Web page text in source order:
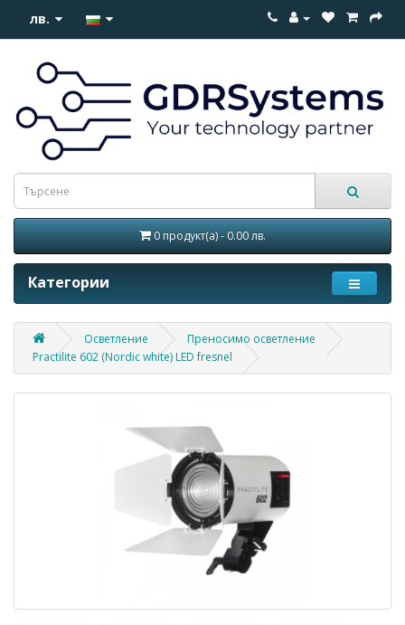
лв.
0 продукт(а) - 0.00 лв.
Категории
Осветление
Преносимо осветление
Practilite 602 (Nordic white) LED fresnel